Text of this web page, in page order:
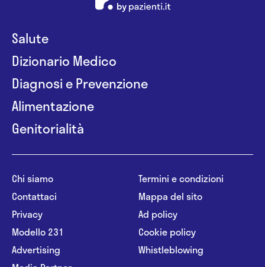
Salute
Dizionario Medico
Diagnosi e Prevenzione
Alimentazione
Genitorialità
Chi siamo
Contattaci
Privacy
Modello 231
Advertising
Termini e condizioni
Mappa del sito
Ad policy
Cookie policy
Whistleblowing